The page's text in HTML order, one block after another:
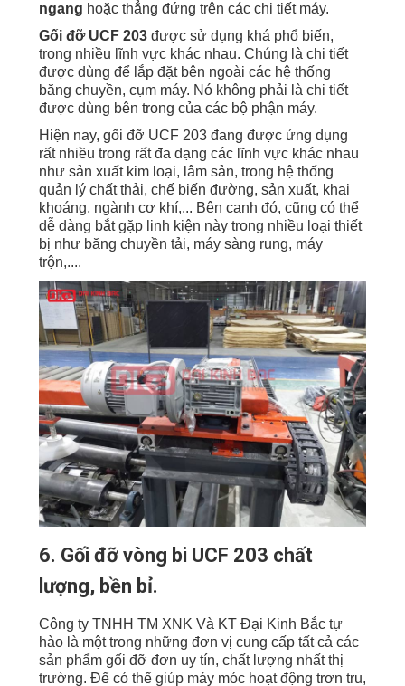
ngang hoặc thẳng đứng trên các chi tiết máy.
Gối đỡ UCF 203 được sử dụng khá phổ biến,
trong nhiều lĩnh vực khác nhau. Chúng là chi tiết
được dùng để lắp đặt bên ngoài các hệ thống
băng chuyền, cụm máy. Nó không phải là chi tiết
được dùng bên trong của các bộ phận máy.
Hiện nay, gối đỡ UCF 203 đang được ứng dụng
rất nhiều trong rất đa dạng các lĩnh vực khác nhau
như sản xuất kim loại, lâm sản, trong hệ thống
quản lý chất thải, chế biến đường, sản xuất, khai
khoáng, ngành cơ khí,... Bên cạnh đó, cũng có thể
dễ dàng bắt gặp linh kiện này trong nhiều loại thiết
bị như băng chuyền tải, máy sàng rung, máy
trộn,....
6. Gối đỡ vòng bi UCF 203 chất
lượng, bền bỉ.
Công ty TNHH TM XNK Và KT Đại Kinh Bắc tự
hào là một trong những đơn vị cung cấp tất cả các
sản phẩm gối đỡ đơn uy tín, chất lượng nhất thị
trường. Để có thể giúp máy móc hoạt động trơn tru,